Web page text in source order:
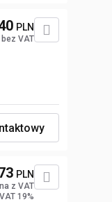
PLN
VAT
PLN
z VAT
VAT 19%